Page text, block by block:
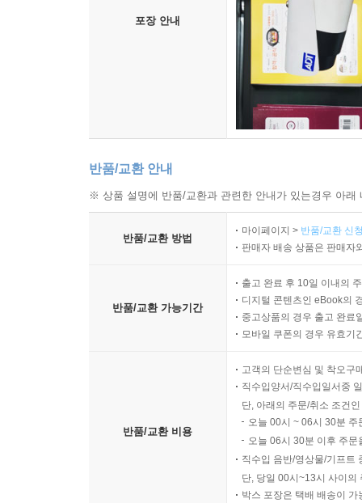
포장 안내
반품/교환 안내
※ 상품 설명에 반품/교환과 관련한 안내가 있는경우 아
반품/교환 방법
마이페이지 > 반품/교환 신
판매자 배송 상품은 판매자
반품/교환 가능기간
출고 완료 후 10일 이내의
디지털 콘텐츠인 eBook의
중고상품의 경우 출고 완료
모바일 쿠폰의 경우 유효기
반품/교환 비용
고객의 단순변심 및 착오구
직수입양서/직수입일서중
단, 아래의 주문/취소 조건
오늘 00시 ~ 06시 30분
오늘 06시 30분 이후 주
직수입 음반/영상물/기프트
단, 당일 00시~13시 사이의
박스 포장은 택배 배송이